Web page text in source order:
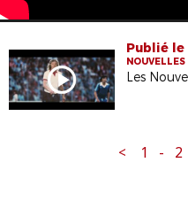
Publié le
< 1 - 2